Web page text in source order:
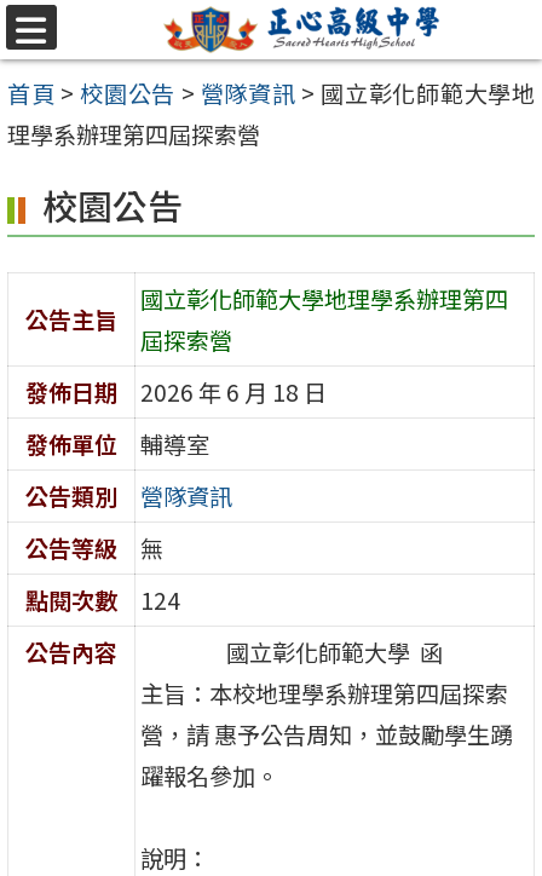
跳至主要內容區
選
單
首頁 > 校園公告 > 營隊資訊 > 國立彰化師範大學地
理學系辦理第四屆探索營
校園公告
公告主旨
國立彰化師範大學地理學系辦理第四
屆探索營
發佈日期
2026 年 6 月 18 日
發佈單位
輔導室
公告類別
營隊資訊
公告等級
無
點閱次數
124
公告內容
國立彰化師範大學 函
主旨：本校地理學系辦理第四屆探索
營，請 惠予公告周知，並鼓勵學生踴
躍報名參加。
說明：